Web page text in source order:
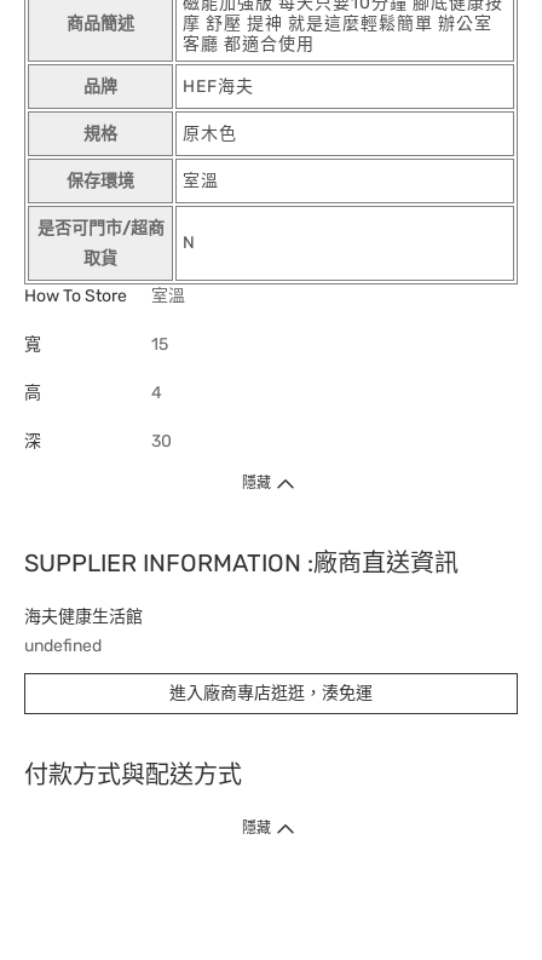
商品簡述
摩 舒壓 提神 就是這麼輕鬆簡單 辦公室
客廳 都適合使用
品牌 HEF海夫
規格 原木色
保存環境 室溫
是否可門市/超商
取貨
N
How To Store 室溫
寬 15
高 4
深 30
隱藏
SUPPLIER INFORMATION :廠商直送資訊
海夫健康生活館
undefined
進入廠商專店逛逛，湊免運
付款方式與配送方式
隱藏